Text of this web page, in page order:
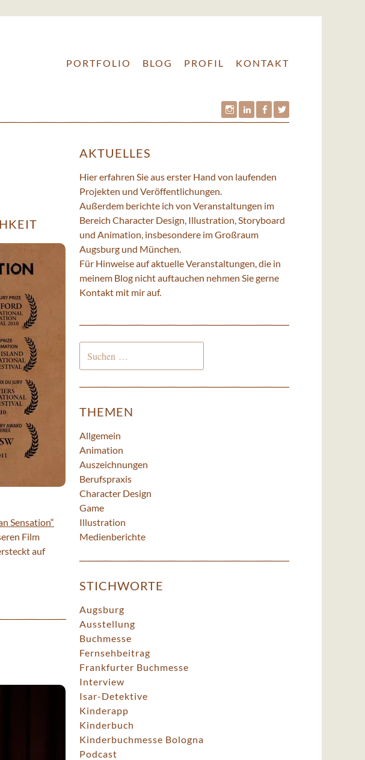
PORTFOLIO BLOG PROFIL KONTAKT
Stefan
Instagram
Stefan
LinkedIn
Stefan
Facebook
Stefan
Sensation“
Film
auf
AKTUELLES
Hier erfahren Sie aus erster Hand von laufenden
Projekten und Veröffentlichungen.
Außerdem berichte ich von Veranstaltungen im
Bereich Character Design, Illustration, Storyboard
und Animation, insbesondere im Großraum
Augsburg und München.
Für Hinweise auf aktuelle Veranstaltungen, die in
meinem Blog nicht auftauchen nehmen Sie gerne
Kontaktmit mir auf.
nach:
THEMEN
Allgemein
Animation
Auszeichnungen
Berufspraxis
Character Design
Game
Illustration
Medienberichte
STICHWORTE
Augsburg
Ausstellung
Buchmesse
Fernsehbeitrag
Frankfurter Buchmesse
Interview
Isar-Detektive
Kinderapp
Kinderbuch
Kinderbuchmesse Bologna
Podcast